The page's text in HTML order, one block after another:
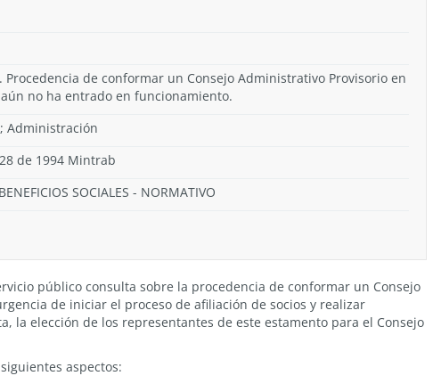
Procedencia de conformar un Consejo Administrativo Provisorio en
no ha entrado en funcionamiento.
Administración
de 1994 Mintrab
SOCIALES - NORMATIVO
público consulta sobre la procedencia de conformar un Consejo
de iniciar el proceso de afiliación de socios y realizar
la elección de los representantes de este estamento para el Consejo
aspectos: